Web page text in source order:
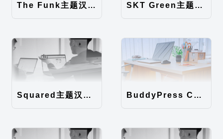
The Funk主题汉化包 SKT Green主题汉化包
Squared主题汉化包 BuddyPress Colours主题汉化包